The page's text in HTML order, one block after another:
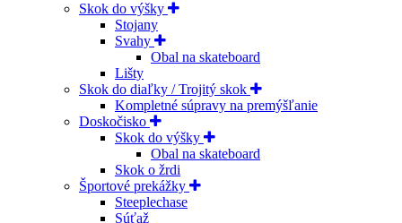
Skok do výšky
Stojany
Svahy
Obal na skateboard
Lišty
Skok do diaľky / Trojitý skok
Kompletné súpravy na premýšľanie
Doskočisko
Skok do výšky
Obal na skateboard
Skok o žrdi
Športové prekážky
Steeplechase
Súťaž